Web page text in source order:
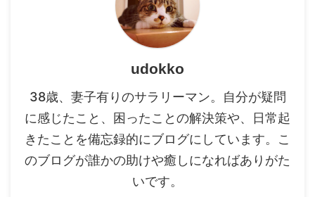
udokko
38歳、妻子有りのサラリーマン。自分が疑問
に感じたこと、困ったことの解決策や、日常起
きたことを備忘録的にブログにしています。こ
のブログが誰かの助けや癒しになればありがた
いです。